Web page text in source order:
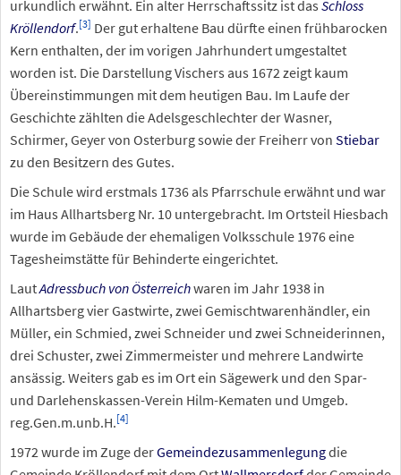
urkundlich erwähnt. Ein alter Herrschaftssitz ist das Schloss
Kröllendorf.[3] Der gut erhaltene Bau dürfte einen frühbarocken
Kern enthalten, der im vorigen Jahrhundert umgestaltet
worden ist. Die Darstellung Vischers aus 1672 zeigt kaum
Übereinstimmungen mit dem heutigen Bau. Im Laufe der
Geschichte zählten die Adelsgeschlechter der Wasner,
Schirmer, Geyer von Osterburg sowie der Freiherr von Stiebar
zu den Besitzern des Gutes.
Die Schule wird erstmals 1736 als Pfarrschule erwähnt und war
im Haus Allhartsberg Nr. 10 untergebracht. Im Ortsteil Hiesbach
wurde im Gebäude der ehemaligen Volksschule 1976 eine
Tagesheimstätte für Behinderte eingerichtet.
LautAdressbuch von Österreichwaren im Jahr 1938 in
Allhartsberg vier Gastwirte, zwei Gemischtwarenhändler, ein
Müller, ein Schmied, zwei Schneider und zwei Schneiderinnen,
drei Schuster, zwei Zimmermeister und mehrere Landwirte
ansässig. Weiters gab es im Ort ein Sägewerk und den Spar-
und Darlehenskassen-Verein Hilm-Kematen und Umgeb.
reg.Gen.m.unb.H.[4]
1972 wurde im Zuge derGemeindezusammenlegungdie